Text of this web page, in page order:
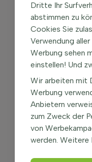
Dritte Ihr
abstimmen zu
Cookies Sie
Verwendung
Werbung sehen
einstellen! Und
Wir arbeiten mit
Werbung
Anbietern
zum Zweck der
von
werden. Weitere